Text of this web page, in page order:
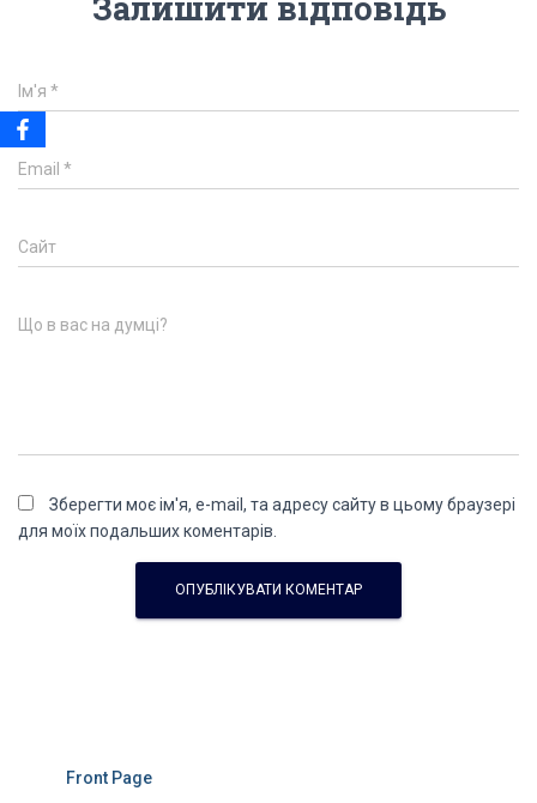
Ім'я *
Email *
Сайт
Що в вас на думці?
Зберегти моє ім'я, e-mail, та адресу сайту в цьому браузері
для моїх подальших коментарів.
Front Page